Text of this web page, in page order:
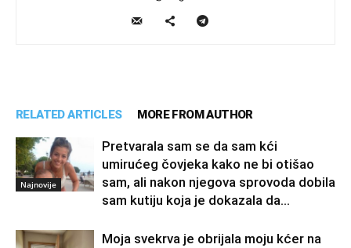
RELATED ARTICLES MORE FROM AUTHOR
Najnovije
Pretvarala sam se da sam kći
umirućeg čovjeka kako ne bi otišao
sam, ali nakon njegova sprovoda dobila
sam kutiju koja je dokazala da...
Moja svekrva je obrijala moju kćer na